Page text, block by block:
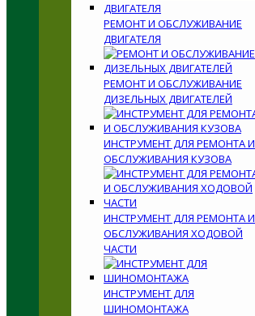
РЕМОНТ И ОБСЛУЖИВАНИЕ
ДВИГАТЕЛЯ
РЕМОНТ И ОБСЛУЖИВАНИЕ
ДИЗЕЛЬНЫХ ДВИГАТЕЛЕЙ
ИНСТРУМЕНТ ДЛЯ РЕМОНТА И
ОБСЛУЖИВАНИЯ КУЗОВА
ИНСТРУМЕНТ ДЛЯ РЕМОНТА И
ОБСЛУЖИВАНИЯ ХОДОВОЙ
ЧАСТИ
ИНСТРУМЕНТ ДЛЯ
ШИНОМОНТАЖА